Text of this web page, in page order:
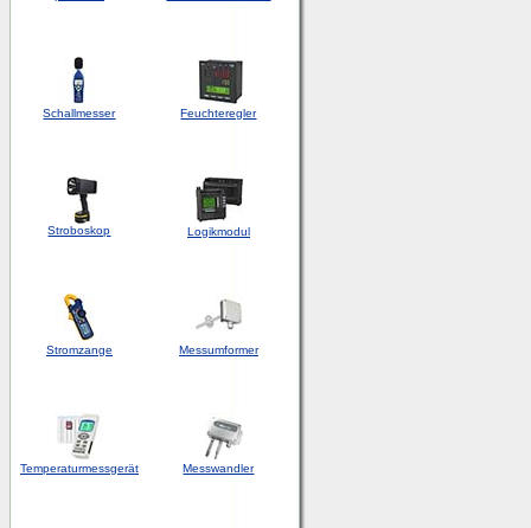
Schallmesser Feuchteregler
Stroboskop Logikmodul
Stromzange Messumformer
Temperaturmessgerät Messwandler